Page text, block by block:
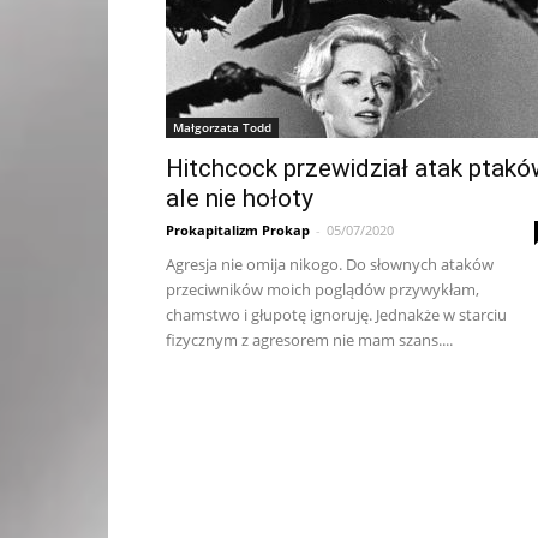
Małgorzata Todd
Hitchcock przewidział atak
ale nie hołoty
Prokapitalizm Prokap - 05/07/2020
Agresja nie omija nikogo. Do słownych ataków
przeciwników moich poglądów przywykłam,
chamstwo i głupotę ignoruję. Jednakże w starciu
fizycznym z agresorem nie mam szans....